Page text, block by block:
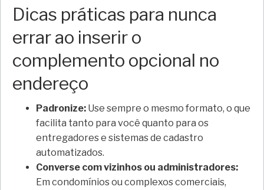
Dicas práticas para nunca
errar ao inserir o
complemento opcional no
endereço
Padronize: Use sempre o mesmo formato, o que
facilita tanto para você quanto para os
entregadores e sistemas de cadastro
automatizados.
Converse com vizinhos ou administradores:
Em condomínios ou complexos comerciais,